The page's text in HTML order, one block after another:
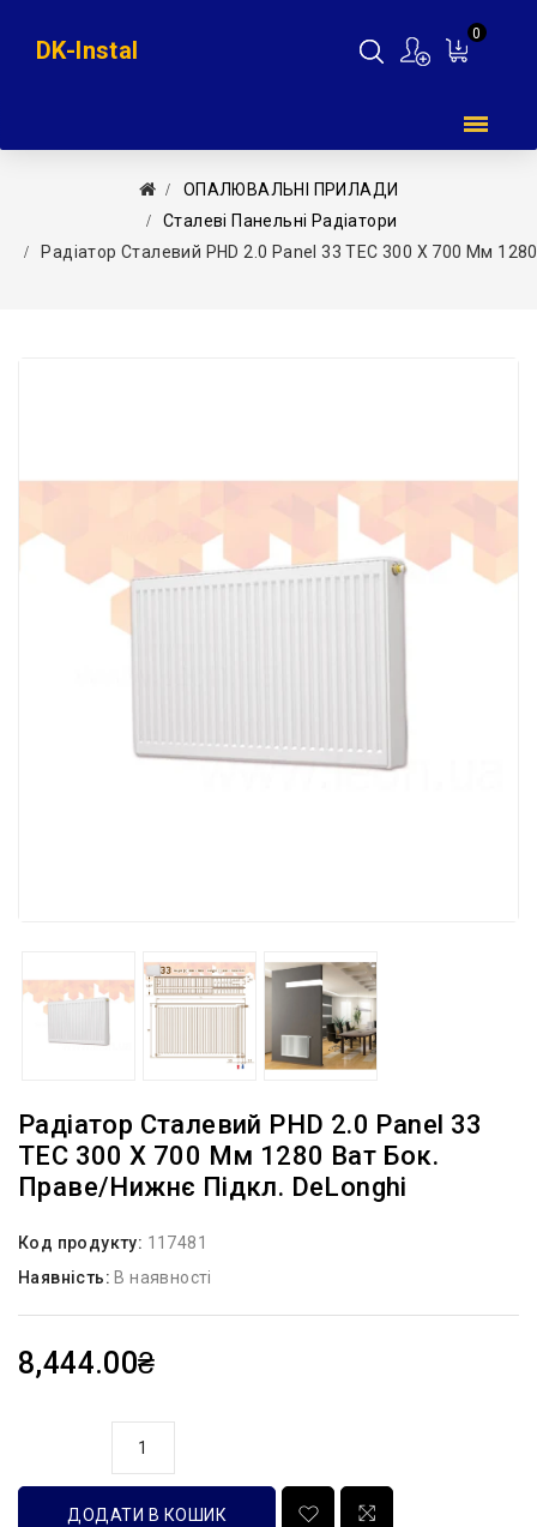
0
DK-Instal
ОПАЛЮВАЛЬНІ ПРИЛАДИ
Сталеві Панельні Радіатори
Радіатор Сталевий PHD 2.0 Panel 33 TEC 300 X 700 Мм
Радіатор Сталевий PHD 2.0 Panel 33
TEC 300 X 700 Мм 1280 Ват Бок.
Праве/нижнє Підкл. DeLonghi
Код продукту: 117481
Наявність: В наявності
8,444.00₴
ДОДАТИ В КОШИК